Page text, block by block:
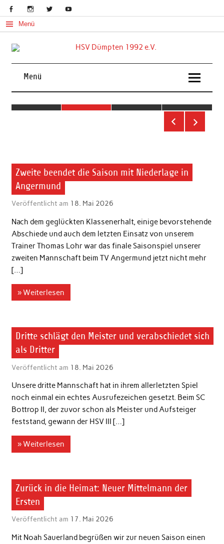
content
Menü
Handball in Mülheim an der Ruhr
Menü
2. Herren
Zweite beendet die Saison mit Niederlage in
Angermund
Veröffentlicht am 18. Mai 2026
Nach dem geglückten Klassenerhalt, einige bevorstehende
Abschiede und auch dem letzten Einsatz von unserem
Trainer Thomas Lohr war das finale Saisonspiel unserer
zweiten Mannschaft beim TV Angermund jetzt nicht mehr
[…]
» Weiterlesen
3. Herren
Dritte schlägt den Meister und verabschiedet sich
als Dritter
Veröffentlicht am 18. Mai 2026
Unsere dritte Mannschaft hat in ihrem allerletzten Spiel
noch einmal ein echtes Ausrufezeichen gesetzt. Beim SC
Bottrop II, der zuvor schon als Meister und Aufsteiger
feststand, gewann der HSV III […]
» Weiterlesen
1. Herren
Zurück in die Heimat: Neuer Mittelmann der
Ersten
Veröffentlicht am 17. Mai 2026
Mit Noah Sauerland begrüßen wir zur neuen Saison einen